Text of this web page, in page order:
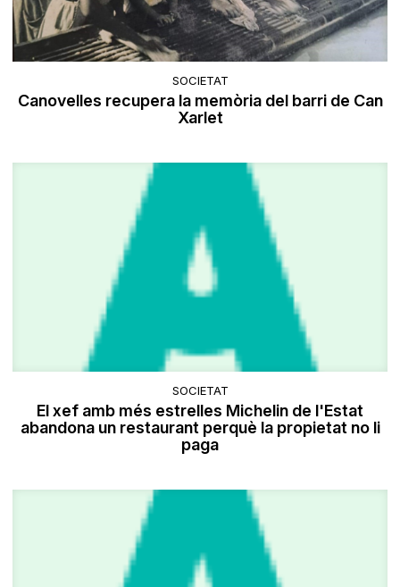
SOCIETAT
Canovelles recupera la memòria del barri de Can
Xarlet
SOCIETAT
El xef amb més estrelles Michelin de l'Estat
abandona un restaurant perquè la propietat no li
paga